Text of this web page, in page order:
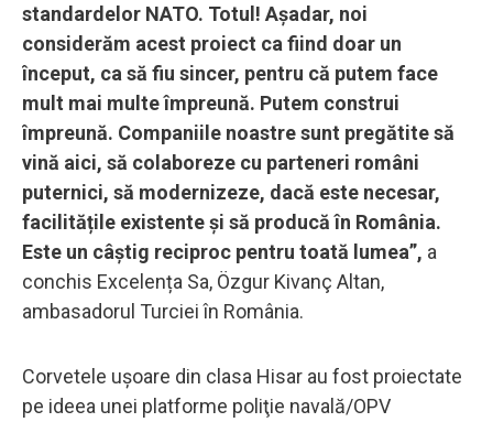
standardelor NATO. Totul! Așadar, noi
considerăm acest proiect ca fiind doar un
început, ca să fiu sincer, pentru că putem face
mult mai multe împreună. Putem construi
împreună. Companiile noastre sunt pregătite să
vină aici, să colaboreze cu parteneri români
puternici, să modernizeze, dacă este necesar,
facilitățile existente și să producă în România.
Este un câștig reciproc pentru toată lumea”, a
conchis Excelența Sa, Özgur Kivanç Altan,
ambasadorul Turciei în România.
Corvetele ușoare din clasa Hisar au fost proiectate
pe ideea unei platforme poliţie navală/OPV